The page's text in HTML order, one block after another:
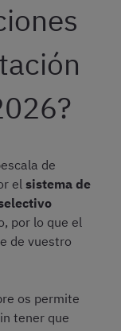
de
el sistema de
por lo que el
de vuestro
os permite
tener que